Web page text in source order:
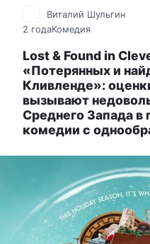
Виталий Шульгин
2 годаКомедия
Lost & Found in
«Потерянных и
Кливленде»:
вызывают
Среднего Запада в
комедии с